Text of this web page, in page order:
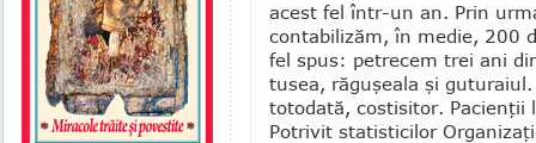
acest fel într-un an. Prin
contabilizăm, în medie, 200
fel spus: petrecem trei ani
tusea, ră­guşeala şi
totodată, cos­tisi­tor. Pacienţii
Po­tri­vit statisti­cilor